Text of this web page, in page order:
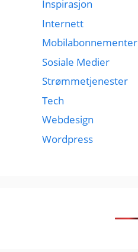
Inspirasjon
Internett
Mobilabonnementer
Sosiale Medier
Strømmetjenester
Tech
Webdesign
Wordpress